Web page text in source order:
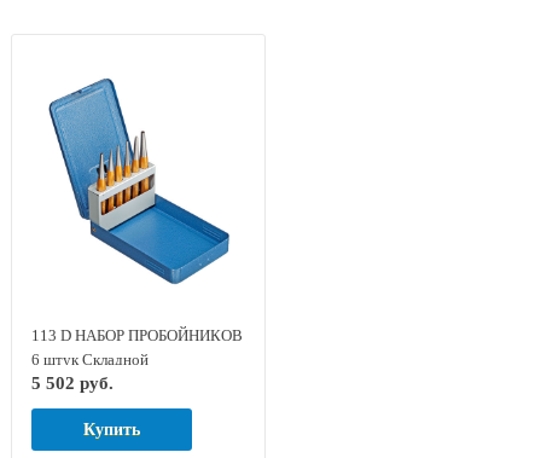
113 D НАБОР ПРОБОЙНИКОВ
6 штук Складной
металлический футляр GED
RED 8754060
5 502 руб.
Купить